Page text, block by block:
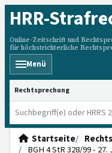
HRR-
Online-Zeitschrift und
für höchstrichterliche
Menü
HRRS durchsuchen
Startseite
BGH 4 StR 328/99 - 27.